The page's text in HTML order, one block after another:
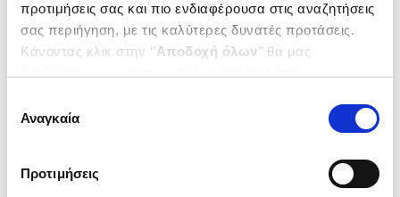
προτιμήσεις σας και πιο ενδιαφέρουσα στις αναζητήσεις
σας περιήγηση, με τις καλύτερες δυνατές προτάσεις.
Κάνοντας κλικ στην ‘’Αποδοχή όλων’’ θα μας
ενδιαφέρουν και να επιλέξετε από τα παρακάτω με την
΄΄και να ενημερωθείτε σχετικά με
συγκατάθεσης
Αναγκαία
Προτιμήσεις